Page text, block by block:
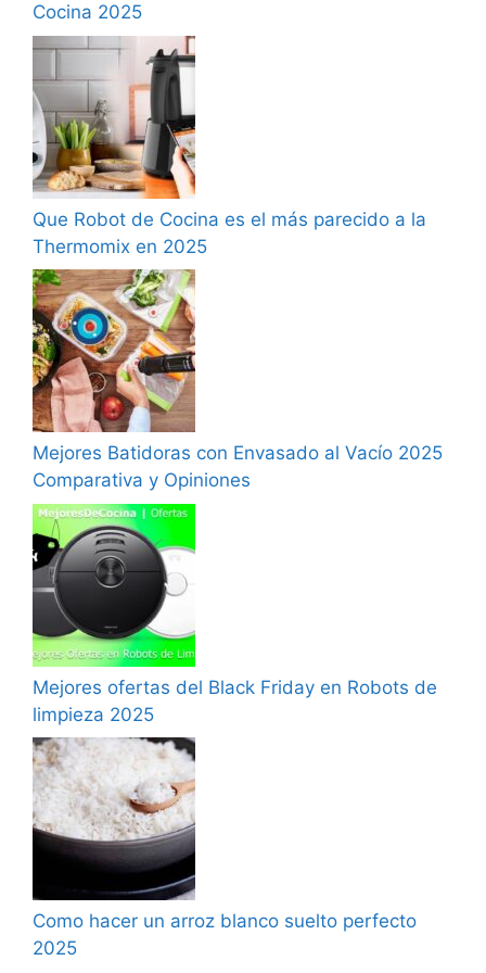
Cocina 2025
Que Robot de Cocina es el más parecido a la
Thermomix en 2025
Mejores Batidoras con Envasado al Vacío 2025
Comparativa y Opiniones
Mejores ofertas del Black Friday en Robots de
limpieza 2025
Como hacer un arroz blanco suelto perfecto
2025